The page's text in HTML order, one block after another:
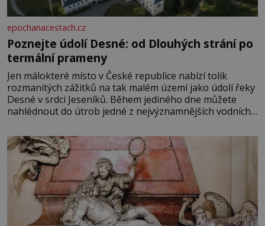
epochanacestach.cz
Poznejte údolí Desné: od Dlouhých strání po
termální prameny
Jen málokteré místo v České republice nabízí tolik
rozmanitých zážitků na tak malém území jako údolí řeky
Desné v srdci Jeseníků. Během jediného dne můžete
nahlédnout do útrob jedné z nejvýznamnějších vodních
se na koloběžce a den zakončit poznáváním památek ve
Velkých Losinách nebo v termálním